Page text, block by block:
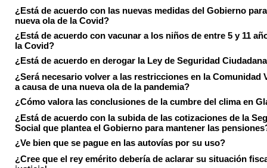
¿Está de acuerdo con las nuevas medidas del Gobierno
nueva ola de la Covid?
¿Está de acuerdo con vacunar a los niños de entre 5 y 11
la Covid?
¿Está de acuerdo en derogar la Ley de Seguridad
¿Será necesario volver a las restricciones en la Comunidad
a causa de una nueva ola de la pandemia?
¿Cómo valora las conclusiones de la cumbre del clima en
¿Está de acuerdo con la subida de las cotizaciones de la
Social que plantea el Gobierno para mantener las
¿Ve bien que se pague en las autovías por su uso?
¿Cree que el rey emérito debería de aclarar su situación